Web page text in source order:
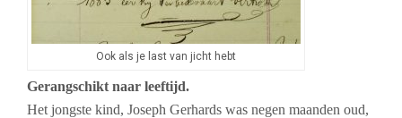
Ook als je last van jicht hebt
Gerangschikt naar leeftijd.
Het jongste kind, Joseph Gerhards was negen maanden oud,